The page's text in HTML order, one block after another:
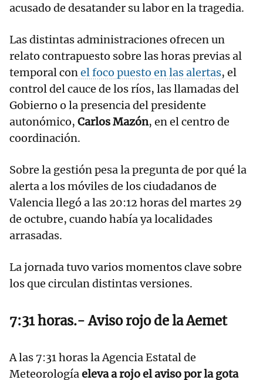
acusado de desatander su labor en la tragedia.
Las distintas administraciones ofrecen un
relato contrapuesto sobre las horas previas al
temporal conel foco puesto en las alertas, el
control del cauce de los ríos, las llamadas del
Gobierno o la presencia del presidente
autonómico, Carlos Mazón, en el centro de
coordinación.
Sobre la gestión pesa la pregunta de por qué la
alerta a los móviles de los ciudadanos de
Valencia llegó a las 20:12 horas del martes 29
de octubre, cuando había ya localidades
arrasadas.
La jornada tuvo varios momentos clave sobre
los que circulan distintas versiones.
7:31 horas.- Aviso rojo de la Aemet
A las 7:31 horas la Agencia Estatal de
Meteorologíaeleva a rojo el aviso por la gota